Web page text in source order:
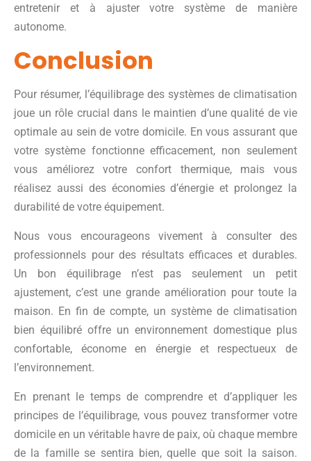
entretenir et à ajuster votre système de manière
autonome.
Conclusion
Pour résumer, l’équilibrage des systèmes de climatisation
joue un rôle crucial dans le maintien d’une qualité de vie
optimale au sein de votre domicile. En vous assurant que
votre système fonctionne efficacement, non seulement
vous améliorez votre confort thermique, mais vous
réalisez aussi des économies d’énergie et prolongez la
durabilité de votre équipement.
Nous vous encourageons vivement à consulter des
professionnels pour des résultats efficaces et durables.
Un bon équilibrage n’est pas seulement un petit
ajustement, c’est une grande amélioration pour toute la
maison. En fin de compte, un système de climatisation
bien équilibré offre un environnement domestique plus
confortable, économe en énergie et respectueux de
l’environnement.
En prenant le temps de comprendre et d’appliquer les
principes de l’équilibrage, vous pouvez transformer votre
domicile en un véritable havre de paix, où chaque membre
de la famille se sentira bien, quelle que soit la saison.